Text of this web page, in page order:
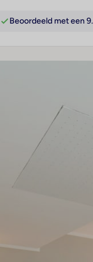
Beoordeeld met een